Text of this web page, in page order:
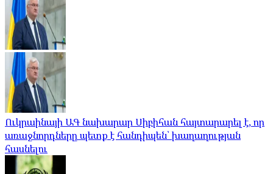
Ուկրաինայի ԱԳ նախարար Սիբիհան հայտարարել է, որ
առաջնորդները պետք է հանդիպեն՝ խաղաղության
հասնելու